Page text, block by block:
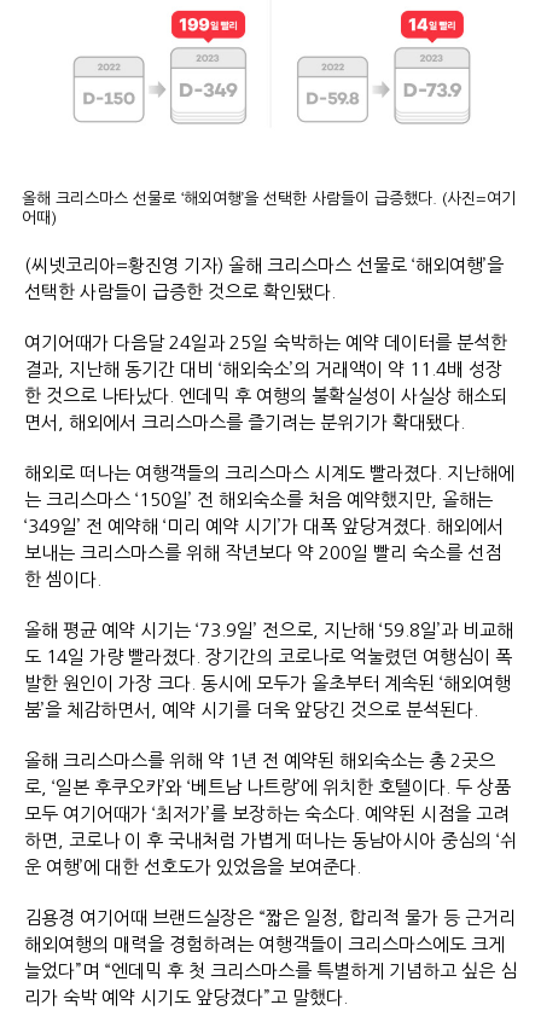
올해 크리스마스 선물로 ‘해외여행’을 선택한 사람들이 급증했다. (사진=여기
어때)
(씨넷코리아=황진영 기자) 올해 크리스마스 선물로 ‘해외여행’을
선택한 사람들이 급증한 것으로 확인됐다.
여기어때가 다음달 24일과 25일 숙박하는 예약 데이터를 분석한
결과, 지난해 동기간 대비 ‘해외숙소’의 거래액이 약 11.4배 성장
한 것으로 나타났다. 엔데믹 후 여행의 불확실성이 사실상 해소되
면서, 해외에서 크리스마스를 즐기려는 분위기가 확대됐다.
해외로 떠나는 여행객들의 크리스마스 시계도 빨라졌다. 지난해에
는 크리스마스 ‘150일’ 전 해외숙소를 처음 예약했지만, 올해는
‘349일’ 전 예약해 ‘미리 예약 시기’가 대폭 앞당겨졌다. 해외에서
보내는 크리스마스를 위해 작년보다 약 200일 빨리 숙소를 선점
한 셈이다.
올해 평균 예약 시기는 ‘73.9일’ 전으로, 지난해 ‘59.8일’과 비교해
도 14일 가량 빨라졌다. 장기간의 코로나로 억눌렸던 여행심이 폭
발한 원인이 가장 크다. 동시에 모두가 올초부터 계속된 ‘해외여행
붐’을 체감하면서, 예약 시기를 더욱 앞당긴 것으로 분석된다.
올해 크리스마스를 위해 약 1년 전 예약된 해외숙소는 총 2곳으
로, ‘일본 후쿠오카’와 ‘베트남 나트랑’에 위치한 호텔이다. 두 상품
모두 여기어때가 ‘최저가’를 보장하는 숙소다. 예약된 시점을 고려
하면, 코로나 이 후 국내처럼 가볍게 떠나는 동남아시아 중심의 ‘쉬
운 여행’에 대한 선호도가 있었음을 보여준다.
김용경 여기어때 브랜드실장은 “짧은 일정, 합리적 물가 등 근거리
해외여행의 매력을 경험하려는 여행객들이 크리스마스에도 크게
늘었다”며 “엔데믹 후 첫 크리스마스를 특별하게 기념하고 싶은 심
리가 숙박 예약 시기도 앞당겼다”고 말했다.